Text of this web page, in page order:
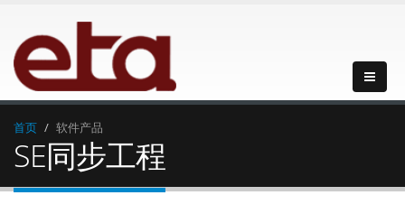
首页 软件产品
SE同步工程